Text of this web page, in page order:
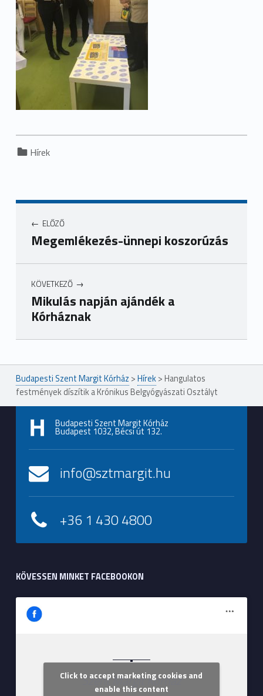
Categorized in:
Hírek
ELŐZŐ
Megemlékezés-ünnepi koszorúzás
KÖVETKEZŐ
Mikulás napján ajándék a
Kórháznak
Ugrás a főmenühöz
Budapesti Szent Margit Kórház >Hírek> Hangulatos
festmények díszítik a Krónikus Belgyógyászati Osztályt
Budapesti Szent Margit Kórház
Budapest 1032, Bécsi út 132.
info@sztmargit.hu
+36 1 430 4800
KÖVESSEN MINKET FACEBOOKON
Szent Margit Kórház
Click to accept marketing cookies and
enable this content